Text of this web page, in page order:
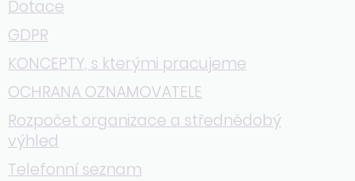
Dotace
GDPR
KONCEPTY, s kterými pracujeme
OCHRANA OZNAMOVATELE
Rozpočet organizace a střednědobý
výhled
Telefonní seznam